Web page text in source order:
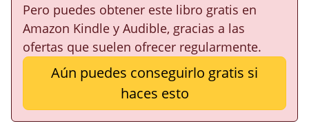
Pero puedes obtener este libro gratis en
Amazon Kindle y Audible, gracias a las
ofertas que suelen ofrecer regularmente.
Aún puedes conseguirlo gratis si
haces esto